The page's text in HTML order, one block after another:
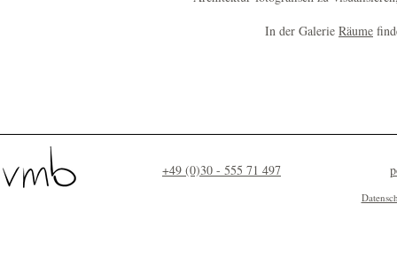
In der Galerie Räume
+49 (0)30 - 555 71 497